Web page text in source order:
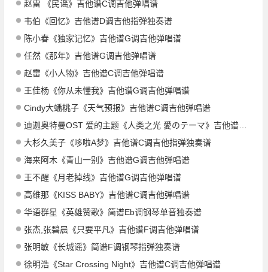
赵雷 《民谣》吉他谱C调吉他弹唱谱
韦伯《回忆》吉他谱D调吉他指弹独奏谱
陈小春《独家记忆》吉他谱G调吉他弹唱谱
任然《那年》吉他谱G调吉他弹唱谱
赵雷《小人物》吉他谱C调吉他弹唱谱
王佳杨《你从未懂我》吉他谱G调吉他弹唱谱
Cindy大蟠桃子《天气预报》吉他谱C调吉他弹唱谱
迪迦奥特曼OST 爱的主题《人类之光 愛のテーマ》吉他谱D调吉他指弹独奏谱
大杉久美子《哆啦A梦》吉他谱C调吉他指弹独奏谱
海来阿木《青山一别》吉他谱G调吉他弹唱谱
王不醒《月老掉线》吉他谱G调吉他弹唱谱
高维那《KISS BABY》吉他谱C调吉他弹唱谱
华语群星《英雄赞歌》简谱Eb调钢琴单音独奏谱
张杰,张碧晨《只要平凡》吉他谱F调吉他弹唱谱
张明敏《长城谣》简谱F调钢琴指弹独奏谱
徐明浩《Star Crossing Night》吉他谱C调吉他弹唱谱